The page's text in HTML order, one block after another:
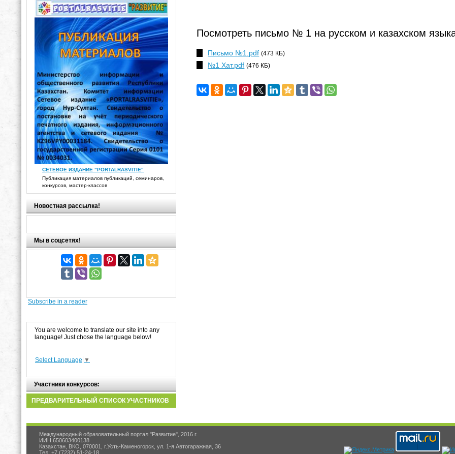
СЕТЕВОЕ ИЗДАНИЕ "PORTALRASVITIE"
Публикация материалов публикаций, семинаров,
конкурсов, мастер-классов
Новостная рассылка!
Мы в соцсетях!
Subscribe in a reader
You are welcome to translate our site into any
language! Just chose the language below!
Select Language ▼
Участники конкурсов:
ПРЕДВАРИТЕЛЬНЫЙ СПИСОК УЧАСТНИКОВ
Посмотреть письмо № 1 на русском и казахском
Письмо №1.pdf (473 КБ)
№1 Хат.pdf (476 КБ)
Международный образовательный портал "Развитие", 2016 г.
ИИН 650603400138
Казахстан, ВКО, 070001, г.Усть-Каменогорск, ул. 1-я Автогаражная, 36
Тел: +7 (7232) 51-24-18